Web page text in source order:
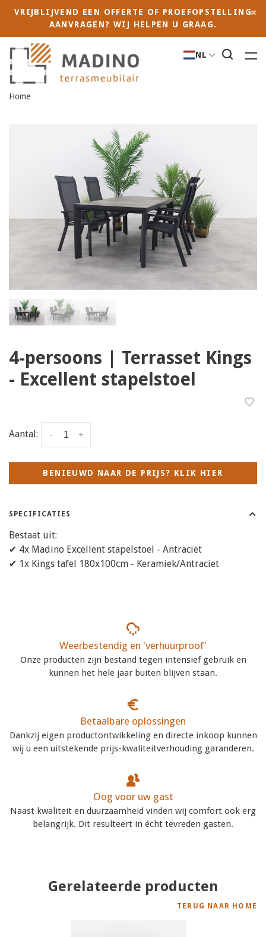
VRIJBLIJVEND EEN OFFERTE OF PROEFOPSTELLING
AANVRAGEN? WIJ HELPEN U GRAAG.
NL
Home
4-persoons | Terrasset Kings
- Excellent stapelstoel
Aantal: +
-
BENIEUWD NAAR DE PRIJS? KLIK HIER
SPECIFICATIES
Bestaat uit:
✔ 4x Madino Excellent stapelstoel - Antraciet
✔ 1x Kings tafel 180x100cm - Keramiek/Antraciet
Weerbestendig en 'verhuurproof'
Onze producten zijn bestand tegen intensief gebruik en
kunnen het hele jaar buiten blijven staan.
Betaalbare oplossingen
Dankzij eigen productontwikkeling en directe inkoop kunnen
wij u een uitstekende prijs-kwaliteitverhouding garanderen.
Oog voor uw gast
Naast kwaliteit en duurzaamheid vinden wij comfort ook erg
belangrijk. Dit resulteert in écht tevreden gasten.
Gerelateerde producten
TERUG NAAR HOME